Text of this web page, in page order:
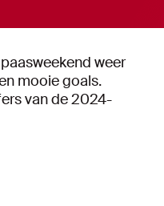
weer
mooie goals.
van de 2024-